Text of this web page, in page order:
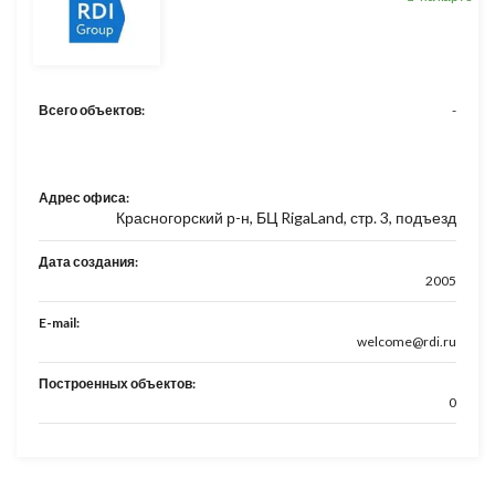
Всего объектов: -
Адрес офиса:
Красногорский р-н, БЦ RigaLand, стр. 3, подъезд
Дата создания:
2005
E-mail:
welcome@rdi.ru
Построенных объектов:
0